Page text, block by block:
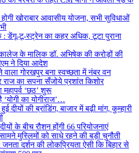
खोराबार आवासीय योजना, सभी सुविधाओं
डेंगू-टू-स्ट्रेन का कहर अधिक, टूटा पुराना
कालेज के मालिक डॉ. अभिषेक की करोड़ों की
ने दिया आदेश
गोरखपुर बना स्वच्छता में नंबर वन
राज का सपना सँजोये प्रशांत किशोर
महापर्व ‘छठ’ शुरू
‘योगी का योगीराज’…
दीयों की ब्रांडिंग, बाजार में बढ़ी मांग, कुम्हारी
के बीच रौशन होंगी 66 परियोजनाएं
मुस्लिमों को साधे रहने की बड़ी चुनौती
दर्शन की लोकप्रियता ऐसी कि बिहार से